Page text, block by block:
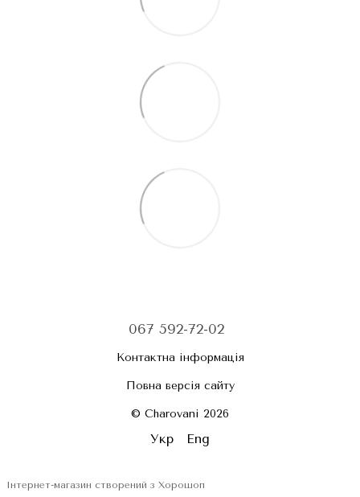
067 592-72-02
Контактна інформація
Повна версія сайту
© Charovani 2026
Укр Eng
Інтернет-магазин створений з Хорошоп